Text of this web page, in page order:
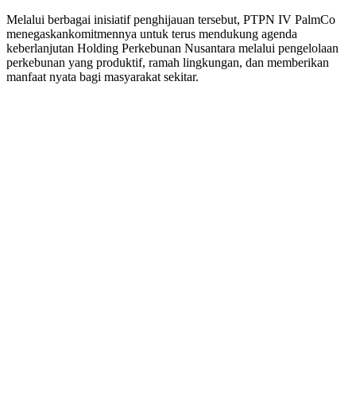
Melalui berbagai inisiatif penghijauan tersebut, PTPN IV PalmCo
menegaskankomitmennya untuk terus mendukung agenda
keberlanjutan Holding Perkebunan Nusantara melalui pengelolaan
perkebunan yang produktif, ramah lingkungan, dan memberikan
manfaat nyata bagi masyarakat sekitar.